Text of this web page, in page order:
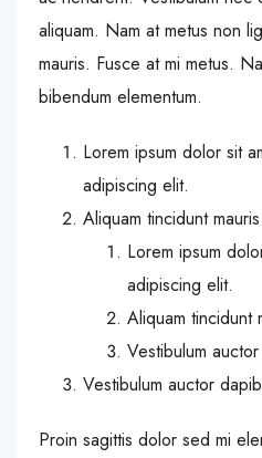
aliquam. Nam at metus non
mauris. Fusce at mi metus.
bibendum elementum.
Lorem ipsum dolor sit
adipiscing elit.
Aliquam tincidunt
Lorem ipsum
adipiscing elit.
Aliquam tincidunt
Vestibulum
Vestibulum auctor
Proin sagittis dolor sed mi